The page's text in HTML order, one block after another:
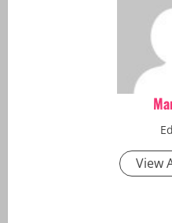
View